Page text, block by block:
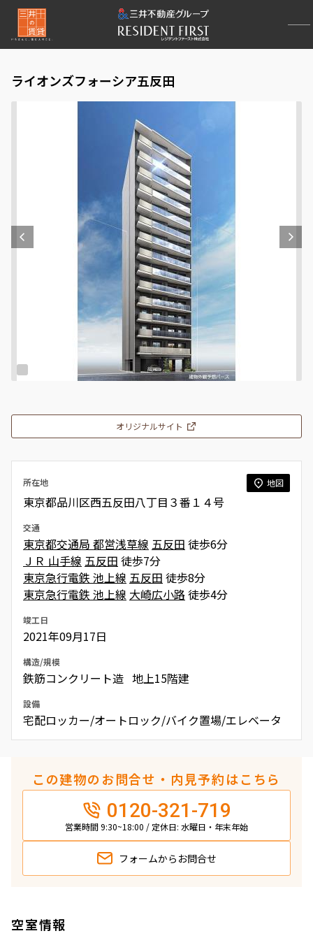
ライオンズフォーシア五反田
オリジナルサイト
所在地 地図
東京都品川区西五反田八丁目３番１４号
交通
東京都交通局 都営浅草線 五反田 徒歩6分
ＪＲ 山手線 五反田 徒歩7分
東京急行電鉄 池上線 五反田 徒歩8分
東京急行電鉄 池上線 大崎広小路徒歩4分
竣工日
2021年09月17日
構造/規模
鉄筋コンクリート造 地上15階建
設備
宅配ロッカー/オートロック/バイク置場/エレベータ
この建物のお問合せ・内見予約はこちら
0120-321-719
営業時間 9:30~18:00 / 定休日: 水曜日・年末年始
フォームから お問合せ
空室情報